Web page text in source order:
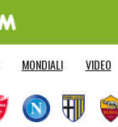
MONDIALI VIDEO